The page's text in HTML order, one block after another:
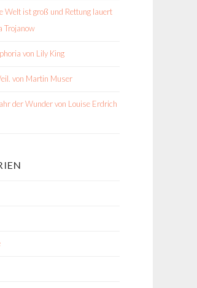
Welt ist groß und Rettung lauert
Trojanow
von Lily King
von Martin Muser
der Wunder von Louise Erdrich